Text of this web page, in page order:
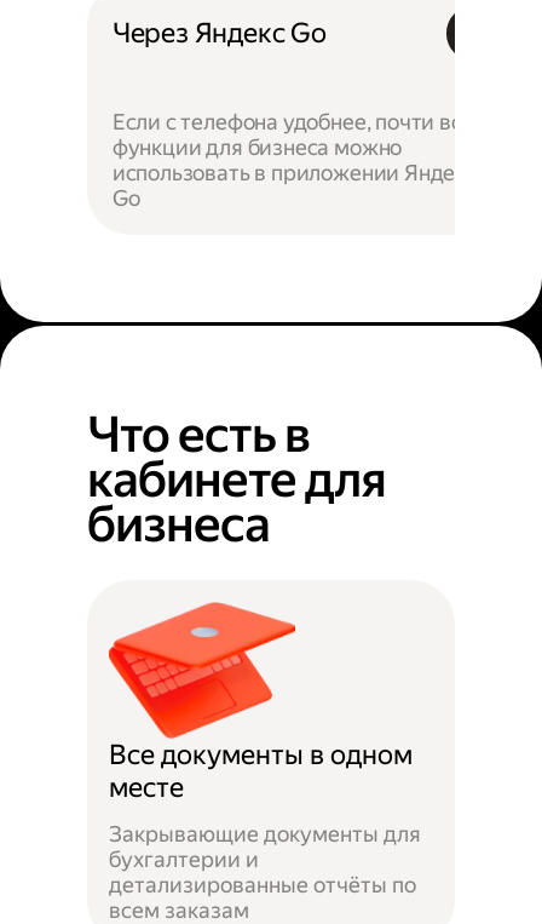
Через Яндекс Go
Если с телефона удобнее, почти все
функции для бизнеса можно
использовать в приложении Яндекс
Go
Что есть в
кабинете для
бизнеса
Все документы в одном
месте
Закрывающие документы для
бухгалтерии и
детализированные отчёты по
всем заказам